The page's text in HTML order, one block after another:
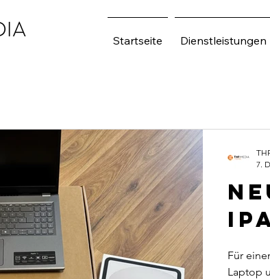
Startseite Dienstleistungen
Für
Laptop
7.